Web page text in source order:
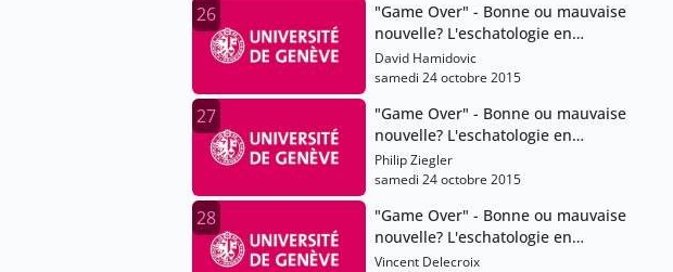
26
"Game Over" - Bonne ou mauvaise
nouvelle? L'eschatologie en
question
David Hamidovic
samedi 24 octobre 2015
27
"Game Over" - Bonne ou mauvaise
nouvelle? L'eschatologie en
question
Philip Ziegler
samedi 24 octobre 2015
28
"Game Over" - Bonne ou mauvaise
nouvelle? L'eschatologie en
question
Vincent Delecroix